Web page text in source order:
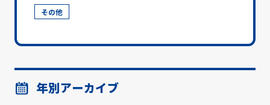
その他
年別アーカイブ